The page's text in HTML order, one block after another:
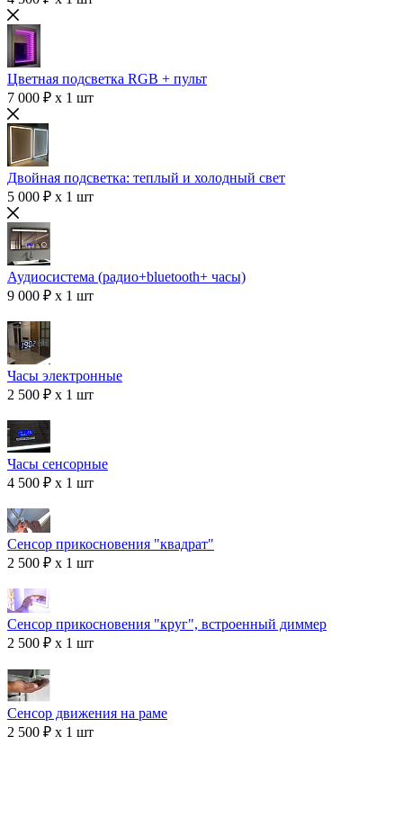
Цветная подсветка RGB + пульт
7 000 ₽ x 1 шт
Двойная подсветка: теплый и холодный свет
5 000 ₽ x 1 шт
Аудиосистема (радио+bluetooth+ часы)
9 000 ₽ x 1 шт
Часы электронные
2 500 ₽ x 1 шт
Часы сенсорные
4 500 ₽ x 1 шт
Сенсор прикосновения "квадрат"
2 500 ₽ x 1 шт
Сенсор прикосновения "круг", встроенный диммер
2 500 ₽ x 1 шт
Сенсор движения на раме
2 500 ₽ x 1 шт